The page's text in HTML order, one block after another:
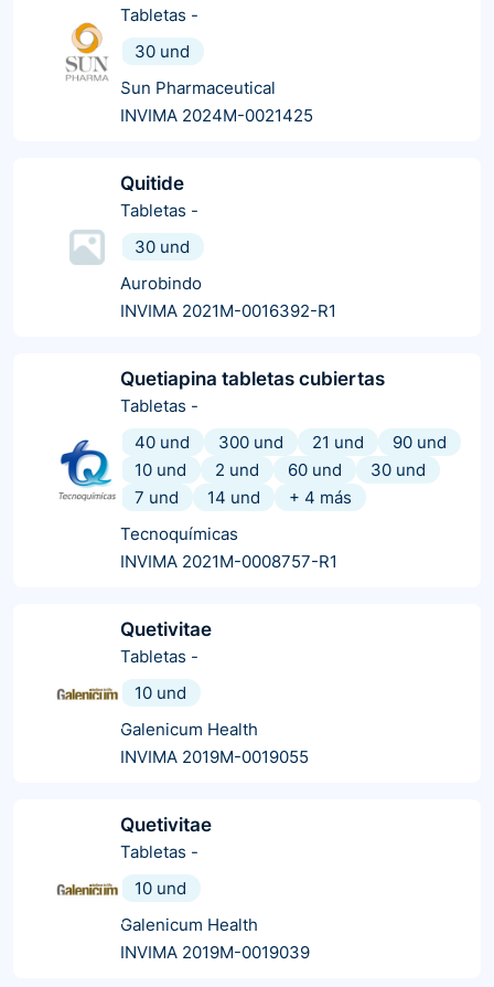
Tabletas -
30 und
Sun Pharmaceutical
INVIMA 2024M-0021425
Quitide
Tabletas -
30 und
Aurobindo
INVIMA 2021M-0016392-R1
Quetiapina tabletas cubiertas
Tabletas -
40 und
300 und 21 und
90 und
10 und
2 und 60 und
30 und
7 und
14 und + 4 más
Tecnoquímicas
INVIMA 2021M-0008757-R1
Quetivitae
Tabletas -
10 und
Galenicum Health
INVIMA 2019M-0019055
Quetivitae
Tabletas -
10 und
Galenicum Health
INVIMA 2019M-0019039